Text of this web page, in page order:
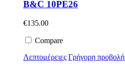
B&C 10PE26
€135.00
Compare
Λεπτομέρειες Γρήγορη προβολή